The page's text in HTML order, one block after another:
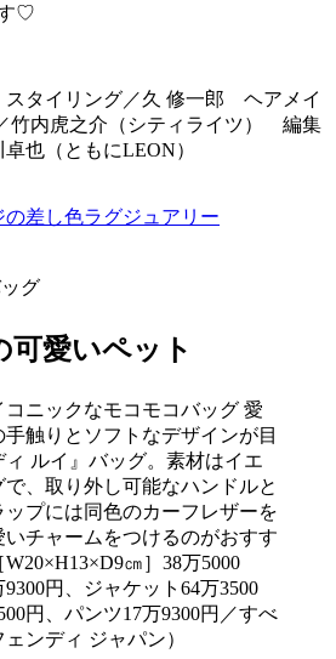
♡
タイリング／久 修一郎 ヘアメイ
竹内虎之介（シティライツ） 編集
也（ともにLEON）
差し色ラグジュアリー
ッグ
愛いペット